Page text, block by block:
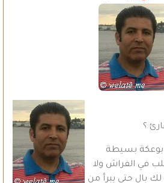
؟
بسيطة
في الفراش ولا
بال حتى يبرأ من